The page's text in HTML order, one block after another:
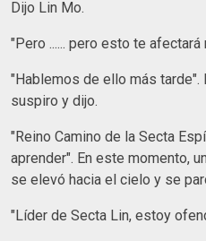
Dijo Lin Mo.
"Pero ...... pero esto te afectará
"Hablemos de ello más tarde".
suspiro y dijo.
"Reino Camino de la Secta
aprender". En este momento,
se elevó hacia el cielo y se
"Líder de Secta Lin, estoy